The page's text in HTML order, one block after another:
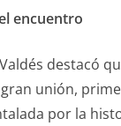
encuentro
destacó
unión,
por la